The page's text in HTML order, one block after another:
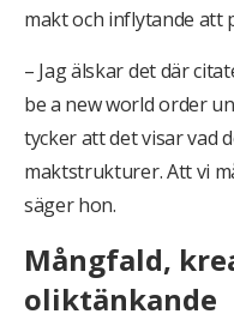
makt och inflytande att
– Jag älskar det där
be a new world order
tycker att det visar vad
maktstrukturer. Att vi
säger hon.
Mångfald,
oliktänkande